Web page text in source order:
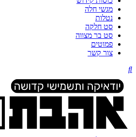
מגשי חלה
נטלות
סט חלקה
סט בר מצווה
פמוטים
צור קשר